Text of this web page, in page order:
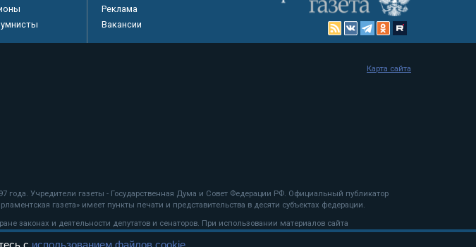
Реклама
Вакансии
года. Учредители газеты - Государственная Дума и Совет Федерации РФ. Официальный публикатор
газета» имеет пункты печати и представительства в десяти субъектах федерации.
законах и деятельности депутатов и сенаторов. При использовании материалов сайта
Карта сайта
с использованием файлов cookie